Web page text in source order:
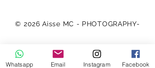
© 2026 Aisse MC - PHOTOGRAPHY-
Whatsapp Email Instagram Facebook